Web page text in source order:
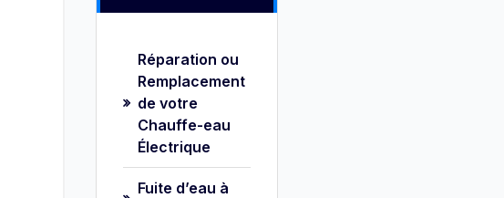
Réparation ou
Remplacement
de votre
Chauffe-eau
Électrique
Fuite d’eau à